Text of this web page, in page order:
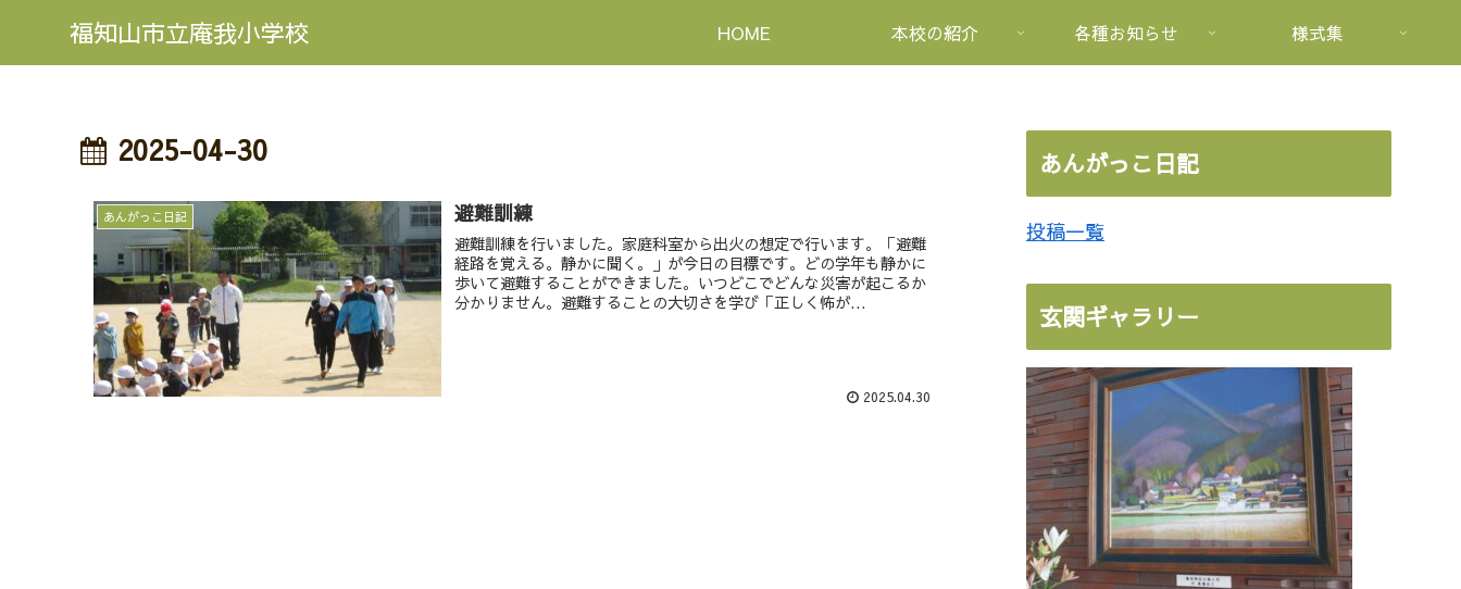
福知山市立庵我小学校 HOME 本校の紹介 各種お知らせ 様式集
2025-04-30
あんがっこ日記 避難訓練
避難訓練を行いました。家庭科室から出火の想定で行います。「避難
経路を覚える。静かに聞く。」が今日の目標です。どの学年も静かに
歩いて避難することができました。いつどこでどんな災害が起こるか
分かりません。避難することの大切さを学び「正しく怖が...
2025.04.30
あんがっこ日記
投稿一覧
玄関ギャラリー